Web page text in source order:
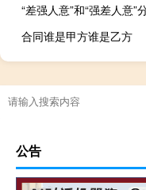
合同谁是甲方谁是乙方
公告